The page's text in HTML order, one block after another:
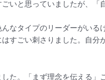
いと思っていましたが、「
なタイプのリーダーがい
すごい刺さりました。自分
た。「まず理念を伝える